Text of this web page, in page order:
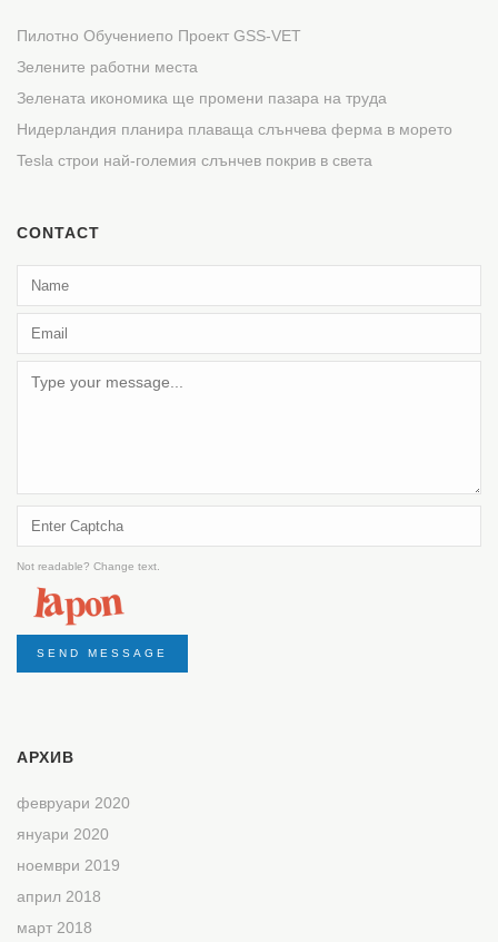
Пилотно Обучениепо Проект GSS-VET
Зелените работни места
Зелената икономика ще промени пазара на труда
Нидерландия планира плаваща слънчева ферма в морето
Tesla строи най-големия слънчев покрив в света
CONTACT
Not readable? Change text.
SEND MESSAGE
АРХИВ
февруари 2020
януари 2020
ноември 2019
април 2018
март 2018